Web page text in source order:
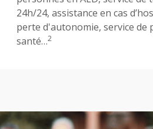
24h/24, assistance en cas
perte d'autonomie, service de
santé…2